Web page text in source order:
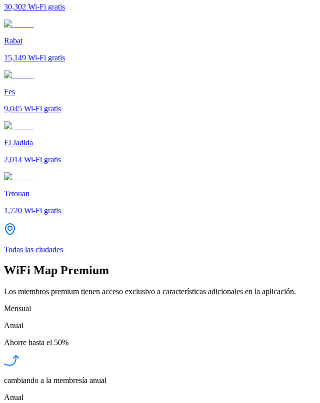
30,302 Wi-Fi gratis
Rabat
15,149 Wi-Fi gratis
Fes
9,045 Wi-Fi gratis
El Jadida
2,014 Wi-Fi gratis
Tetouan
1,720 Wi-Fi gratis
Todas las ciudades
WiFi Map Premium
Los miembros premium tienen acceso exclusivo a características adicionales en la aplicación.
Mensual
Anual
Ahorre hasta el 50%
cambiando a la membresía anual
Anual